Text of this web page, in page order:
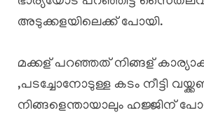
അടുക്കളയിലെക്ക് പോയി.
മക്കള് പറഞ്ഞത് നിങ്ങള്
,പടച്ചോനോടുള്ള കടം നീട്ടി
നിങ്ങളെന്തായാലും ഹജ്ജിന്